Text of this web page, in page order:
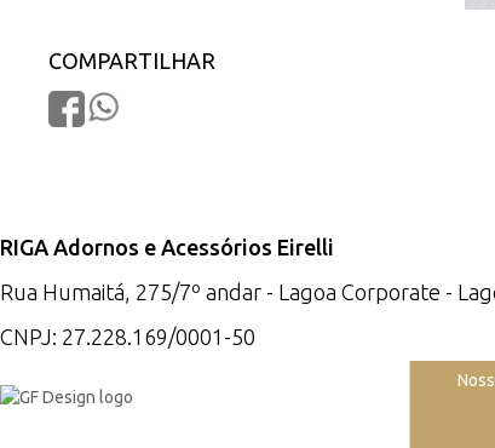
COMPARTILHAR
RIGA Adornos e Acessórios Eirelli
Rua Humaitá, 275/7º andar - Lagoa Corporate -
CNPJ: 27.228.169/0001-50